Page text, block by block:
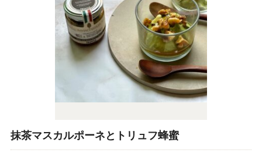
抹茶マスカルポーネとトリュフ蜂蜜